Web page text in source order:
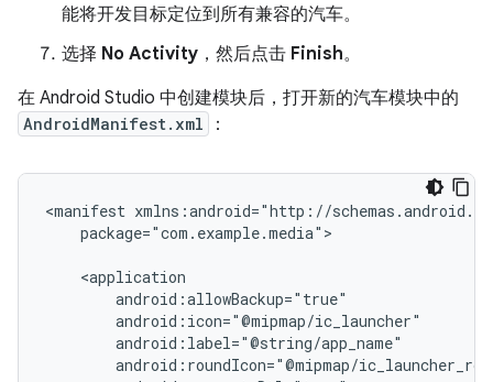
能将开发目标定位到所有兼容的汽车。
选择 No Activity ，然后点击 Finish。
在 Android Studio 中创建模块后，打开新的汽车模块中的
AndroidManifest.xml ：
<manifest
package="com.example.media">